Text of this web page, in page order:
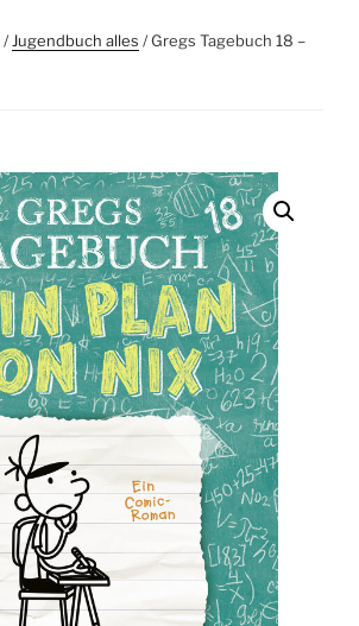
/Jugendbuch alles / Gregs Tagebuch 18 –